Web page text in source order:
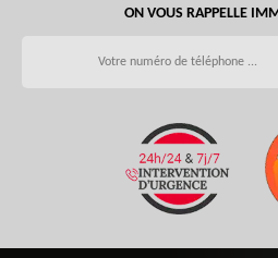
ON VOUS RAPPELLE